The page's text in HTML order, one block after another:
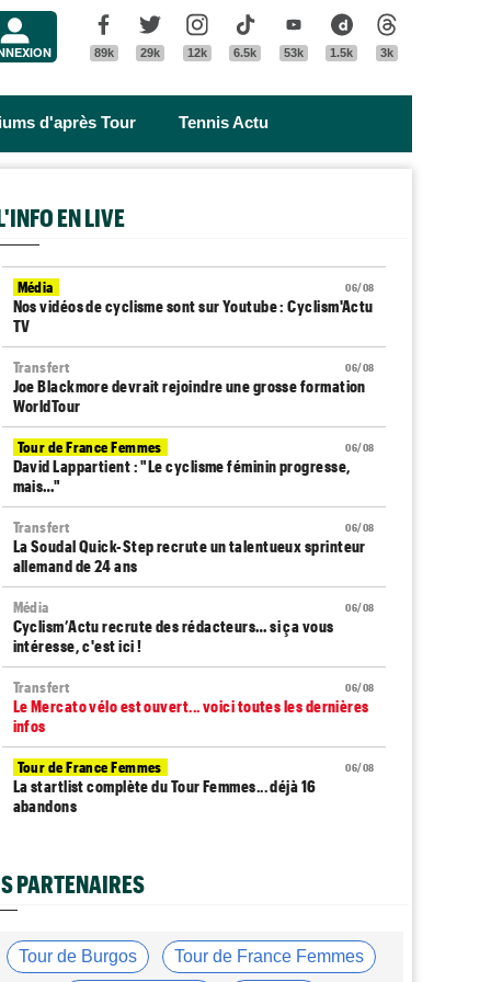
Facebook
89k
Twitter
29k
Instagram
12k
Tik Tok
6.5k
Youtube
53k
Dailymotion
1.5k 3k
d'après Tour Tennis Actu
EN LIVE
06/08
Média
Nos vidéos de cyclisme sont sur Youtube : Cyclism'Actu
TV
06/08
Transfert
Joe Blackmore devrait rejoindre une grosse formation
WorldTour
06/08
Tour de France Femmes
David Lappartient : "Le cyclisme féminin progresse,
mais…"
06/08
Transfert
La Soudal Quick-Step recrute un talentueux sprinteur
allemand de 24 ans
06/08
Média
Cyclism’Actu recrute des rédacteurs… si ça vous
intéresse, c'est ici !
06/08
Transfert
Le Mercato vélo est ouvert... voici toutes les dernières
infos
06/08
Tour de France Femmes
La startlist complète du Tour Femmes... déjà 16
abandons
profil…
La surprise Francisco Campos remporte la 1ère étape
PARTENAIRES
Tour de Burgos Tour de France Femmes